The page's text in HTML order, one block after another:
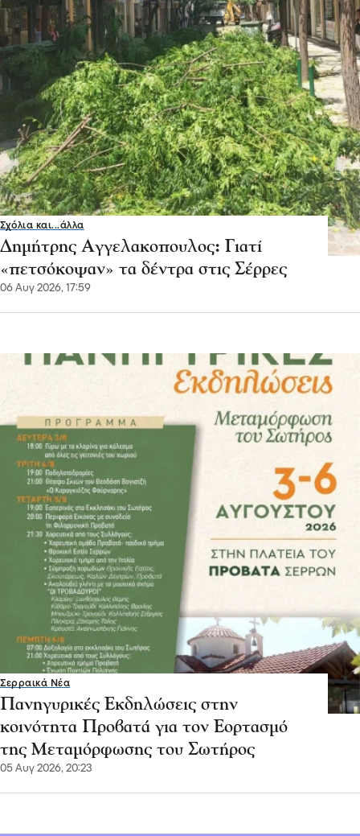
Σχόλια και...άλλα
Δημήτρης Αγγελακοπουλος: Γιατί
«πετσόκοψαν» τα δέντρα στις Σέρρες
06 Αυγ 2026, 17:59
Σερραικά Νέα
Πανηγυρικές Εκδηλώσεις στην
κοινότητα Προβατά για τον Εορτασμό
της Μεταμόρφωσης του Σωτήρος
05 Αυγ 2026, 20:23